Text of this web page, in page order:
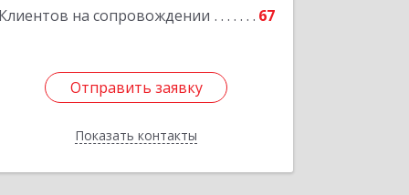
Клиентов на сопровождении 67
Отправить заявку
Показать контакты
Отправить заявку
Назад